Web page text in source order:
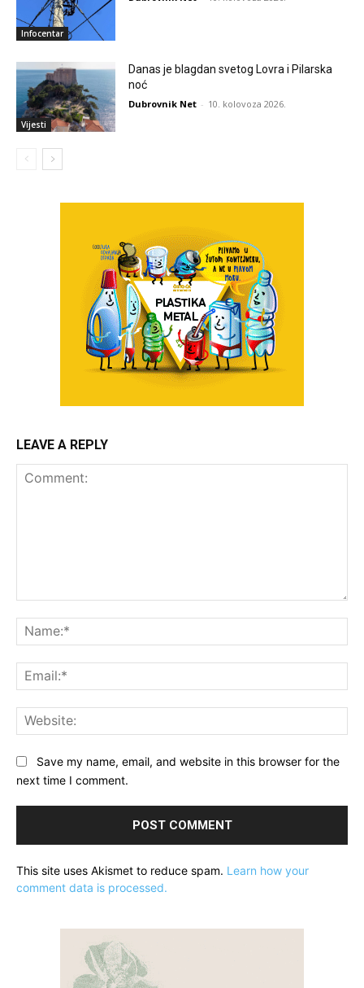
Infocentar
Vijesti
Danas je blagdan svetog Lovra i Pilarska
noć
Dubrovnik Net - 10. kolovoza 2026.
LEAVE A REPLY
Save my name, email, and website in this browser for the
next time I comment.
This site uses Akismet to reduce spam. Learn how your
comment data is processed.